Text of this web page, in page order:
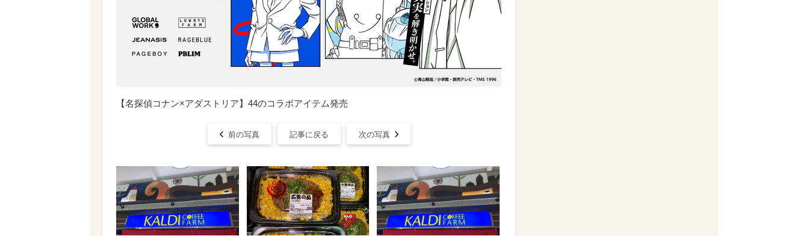
【名探偵コナン×アダストリア】44のコラボアイテム発売
前の写真 記事に戻る 次の写真